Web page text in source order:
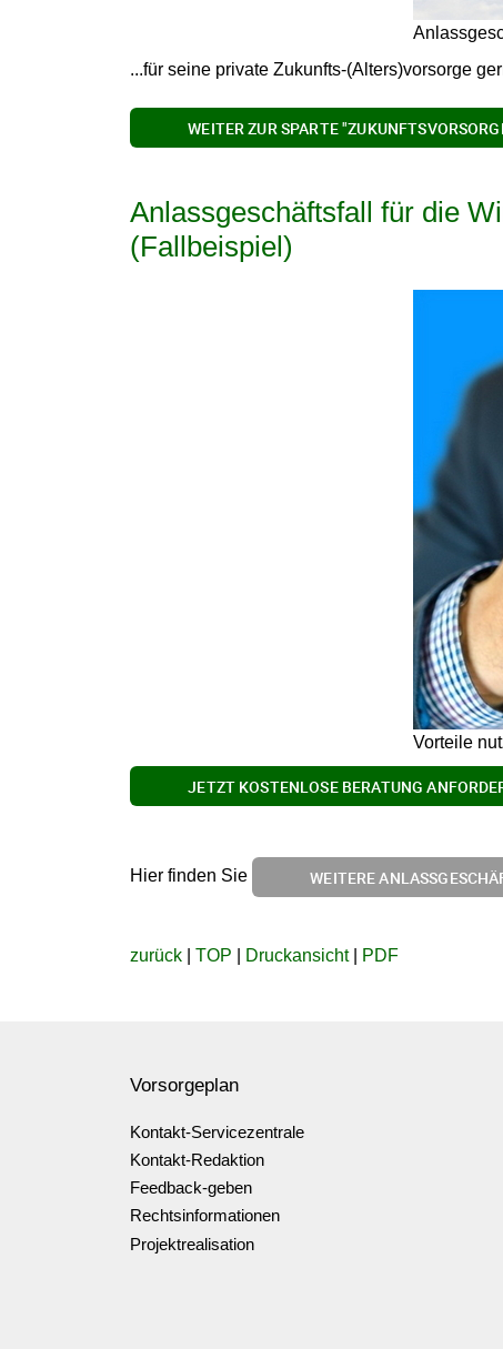
...für seine private Zukunfts-(Alters)vorsorge
WEITER ZUR SPARTE
Anlassgeschäftsfall für die
(Fallbeispiel)
Vorteile
JETZT KOSTENLOSE BERATUNG
Hier finden Sie WEITERE
zurück TOP Druckansicht| PDF
Vorsorgeplan
Kontakt-Servicezentrale
Kontakt-Redaktion
Feedback-geben
Rechtsinformationen
Projektrealisation